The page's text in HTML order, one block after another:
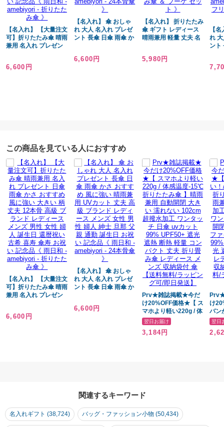
します。
UVカット90%以上/名入れ/傘/16本骨/女性用/雨傘/日傘/誕生日プレゼント/
花言葉/ギフト/贈り物/おしゃれ/かわいい/可愛い/記念品/就職祝い/入学祝
い/還暦祝い/花/フラワー/ローズ/ガーベラ/ラナンキュラス/ブロッサム/ア
ネモネ/フリージア/サンフラワー/マーガレット/スミレ/クレマチス/ダリ
ア/おすすめ/お洒落/人気/
【名入れ】 【大量注文
可】折りたたみ傘 晴雨
兼用 名入れ プレゼン
柄 丈夫 12本骨 高級 ブ
6,600円
【名入れ】 傘 おしゃ
れ 大人 名入れ プレゼ
ント 長傘 日傘 雨傘 か
夫 高級 ブランド レデ
6,600円
【名入れ】 折りたたみ
傘 ギフト レディース
晴雨兼用 軽量 丈夫 名
すめ 耐風 ブランド
5,980円
【
れ
ント
夫
この商品を見ている人におすすめ
【名入れ】 【大量注文
可】折りたたみ傘 晴雨
兼用 名入れ プレゼン
柄 丈夫 12本骨 高級 ブ
6,600円
【名入れ】 傘 おしゃ
れ 大人 名入れ プレゼ
ント 長傘 日傘 雨傘 か
夫 高級 ブランド レデ
6,600円
Prv★雑誌掲載★今だ
け20%OFF価格★【 ス
マホより軽い220g / 体
感温度-15℃ 折りたた
み傘 】晴雨兼用 自動
開閉 大きい 濡れない
納袋付 傘【送料無料/
ラッピング可/即日発
送】
翌日お届け
3,184円
け
バン
温度
み傘
超撥
翌日
関連するキーワード
名入れギフト (38,724) バッグ・ファッション小物 (50,434)